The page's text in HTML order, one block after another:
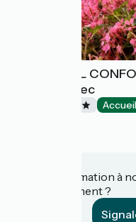
BRIT HÔTEL
Perros-Guirec
Une information à
établissement ?